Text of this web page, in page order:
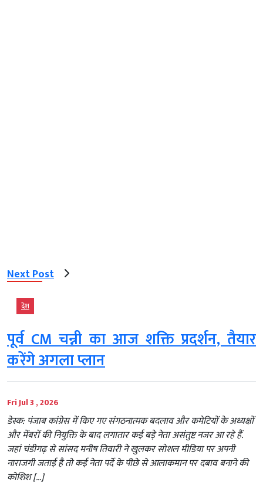
Next Post
देश
पूर्व CM चन्नी का आज शक्ति प्रदर्शन, तैयार
करेंगे अगला प्लान
Fri Jul 3 , 2026
डेस्क: पंजाब कांग्रेस में किए गए संगठनात्मक बदलाव और कमेटियों के अध्यक्षों
और मेंबरों की नियुक्ति के बाद लगातार कई बड़े नेता असंतुष्ट नजर आ रहे हैं.
जहां चंडीगढ़ से सांसद मनीष तिवारी ने खुलकर सोशल मीडिया पर अपनी
नाराजगी जताई है तो कई नेता पर्दे के पीछे से आलाकमान पर दबाव बनाने की
कोशिश […]